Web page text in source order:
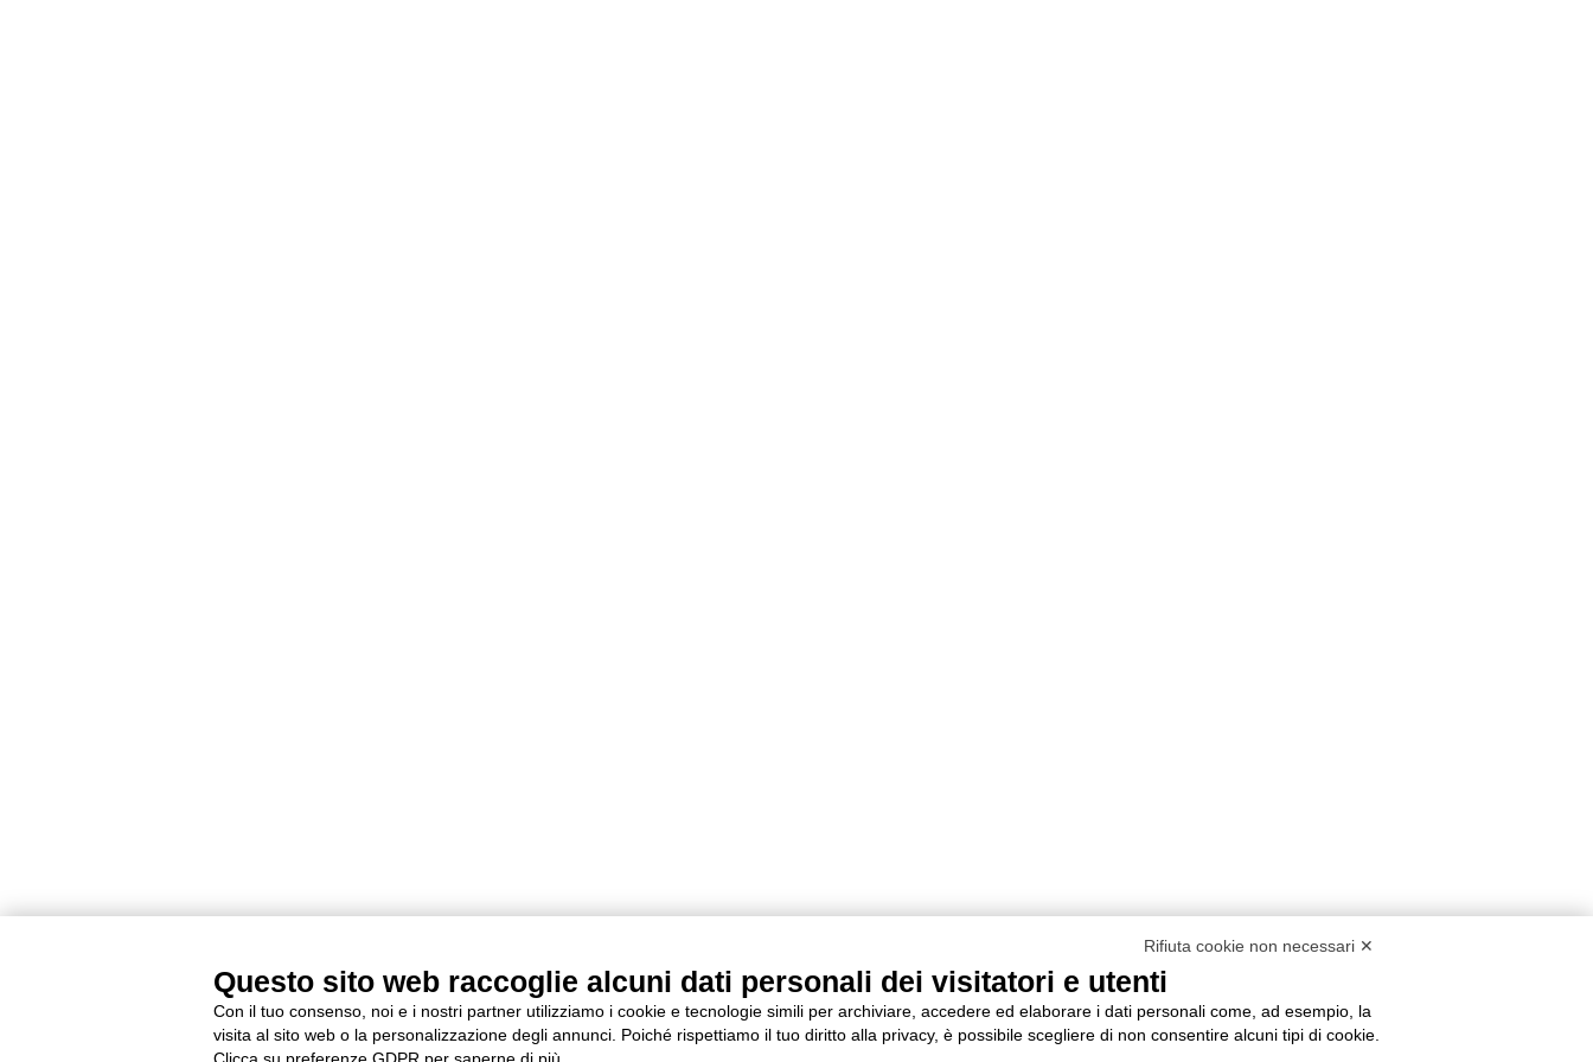
Rifiuta cookie non necessari ✕
Questo sito web raccoglie alcuni dati personali dei visitatori e utenti
Con il tuo consenso, noi e i nostri partner utilizziamo i cookie e tecnologie simili per archiviare, accedere ed elaborare i dati personali come, ad esempio, la
visita al sito web o la personalizzazione degli annunci. Poiché rispettiamo il tuo diritto alla privacy, è possibile scegliere di non consentire alcuni tipi di cookie.